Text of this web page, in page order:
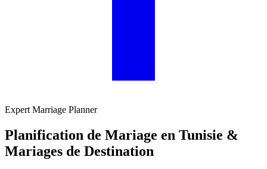
Expert Marriage Planner
Planification de Mariage en Tunisie &
Mariages de Destination